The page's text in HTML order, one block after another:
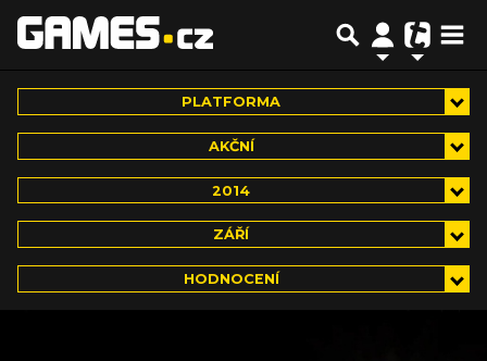
PLATFORMA
AKČNÍ
2014
ZÁŘÍ
HODNOCENÍ